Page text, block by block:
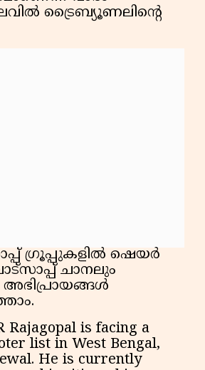
ട്രൈബ്യൂണലിന്റെ
ഗ്രൂപ്പുകളിൽ ഷെയർ
ചാനലും
Rajagopal is facing a
list in West Bengal,
He is currently